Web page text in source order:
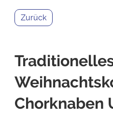
Zurück
Chorknaben